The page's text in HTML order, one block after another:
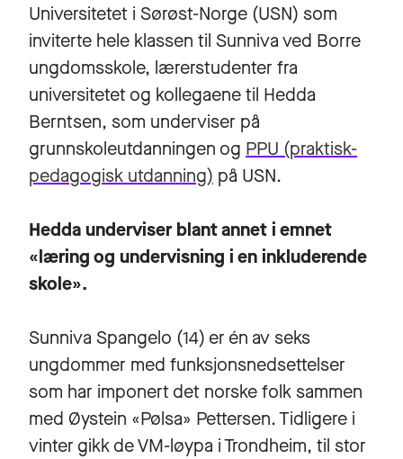
Universitetet i Sørøst-Norge (USN) som
inviterte hele klassen til Sunniva ved Borre
ungdomsskole, lærerstudenter fra
universitetet og kollegaene til Hedda
Berntsen, som underviser på
grunnskoleutdanningen og PPU (praktisk-
pedagogisk utdanning) på USN.
Hedda underviser blant annet i emnet
«læring og undervisning i en inkluderende
skole».
Sunniva Spangelo (14) er én av seks
ungdommer med funksjonsnedsettelser
som har imponert det norske folk sammen
med Øystein «Pølsa» Pettersen. Tidligere i
vinter gikk de VM-løypa i Trondheim, til stor